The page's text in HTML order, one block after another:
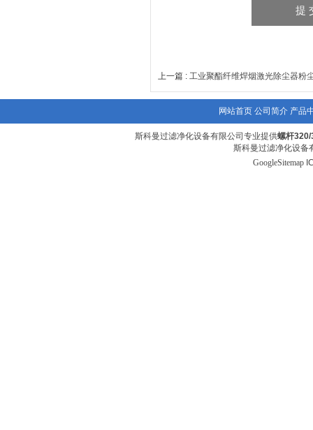
上一篇 : 工业聚酯纤维焊烟激光除尘器粉
网站首页 公司简介 产品
斯科曼过滤净化设备有限公司专业提供螺杆
斯科曼过滤净化设备
GoogleSitemap